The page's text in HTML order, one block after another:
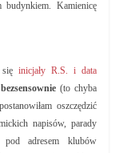
Kamienicę
inicjały R.S. i data
bezsensownie (to chyba
oszczędzić
napisów, parady
pod adresem klubów